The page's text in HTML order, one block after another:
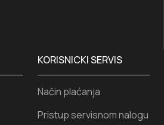
KORISNICKI SERVIS
Način plaćanja
Pristup servisnom nalogu